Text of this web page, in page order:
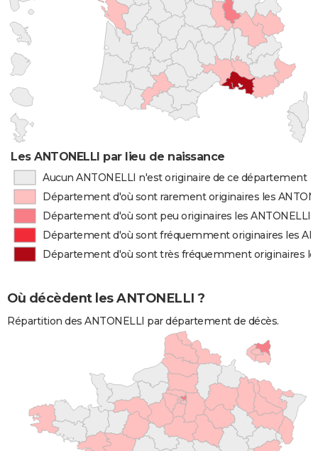
Les ANTONELLI par lieu de naissance
Aucun ANTONELLI n'est originaire de ce département
Département d'où sont rarement originaires les
Département d'où sont peu originaires les ANTONELLI
Département d'où sont fréquemment originaires les
Département d'où sont très fréquemment originaires
Où décèdent les ANTONELLI ?
Répartition des ANTONELLI par département de décès.